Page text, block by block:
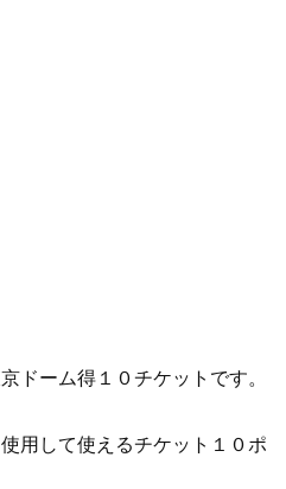
ドーム得１０チケットです。
用して使えるチケット１０ポ